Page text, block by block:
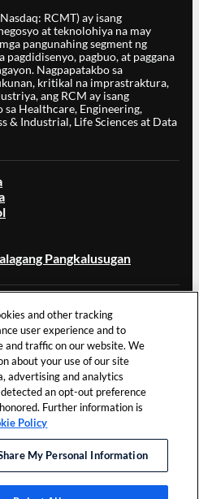
RCMT) ay isang
at teknolohiya na may
pangunahing segment ng
pagdidisenyo, pagbuo, at paggana
Nagpapatakbo sa
kritikal na imprastraktura,
ang RCM ay isang
sa Healthcare, Engineering,
& Industrial, Life Sciences at Data
Pangkalusugan
Mga Tuntunin sa
Mga
Kagustuhan
sa Cookie
and other tracking
user experience and to
and traffic on our website. We
about your use of our site
advertising and analytics
an opt-out preference
Further information is
Policy
My Personal Information